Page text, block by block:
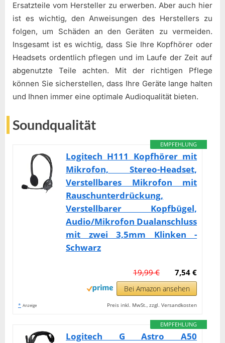
Ersatzteile vom Hersteller zu erwerben. Aber auch hier
ist es wichtig, den Anweisungen des Herstellers zu
folgen, um Schäden an den Geräten zu vermeiden.
Insgesamt ist es wichtig, dass Sie Ihre Kopfhörer oder
Headsets ordentlich pflegen und im Laufe der Zeit auf
abgenutzte Teile achten. Mit der richtigen Pflege
können Sie sicherstellen, dass Ihre Geräte lange halten
und Ihnen immer eine optimale Audioqualität bieten.
Soundqualität
EMPFEHLUNG
Logitech H111 Kopfhörer mit
Mikrofon, Stereo-Headset,
Verstellbares Mikrofon mit
Rauschunterdrückung,
Verstellbarer Kopfbügel,
Audio/Mikrofon Dualanschluss
mit zwei 3,5mm Klinken -
Schwarz
7,54 €
19,99 €
Bei Amazon ansehen
* Anzeige Preis inkl. MwSt., zzgl. Versandkosten
EMPFEHLUNG
Logitech G Astro A50